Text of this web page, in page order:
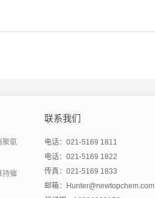
聚氨
持催
联系我们
电话：021-5169 1811
电话：021-5169 1822
传真：021-5169 1833
邮箱：Hunter@newtopchem.com